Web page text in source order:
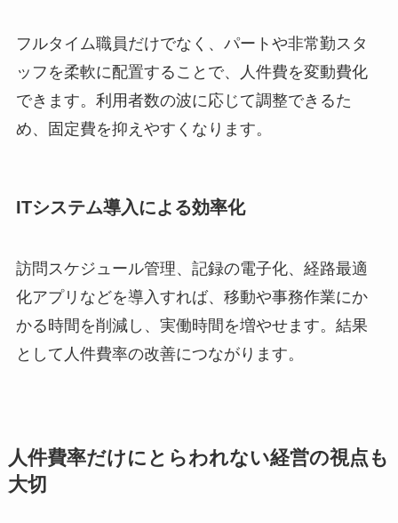
フルタイム職員だけでなく、パートや非常勤スタ
ッフを柔軟に配置することで、人件費を変動費化
できます。利用者数の波に応じて調整できるた
め、固定費を抑えやすくなります。
ITシステム導入による効率化
訪問スケジュール管理、記録の電子化、経路最適
化アプリなどを導入すれば、移動や事務作業にか
かる時間を削減し、実働時間を増やせます。結果
として人件費率の改善につながります。
人件費率だけにとらわれない経営の視点も
大切